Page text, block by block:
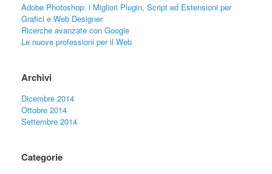
Adobe Photoshop: i Migliori Plugin, Script ed Estensioni per
Grafici e Web Designer
Ricerche avanzate con Google
Le nuove professioni per il Web
Archivi
Dicembre 2014
Ottobre 2014
Settembre 2014
Categorie